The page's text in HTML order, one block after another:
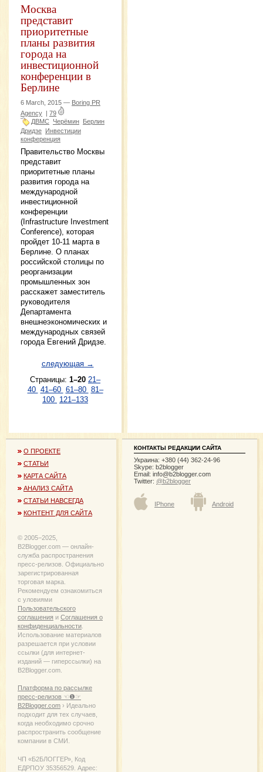
Москва
представит
приоритетные
планы развития
города на
инвестиционной
конференции в
Берлине
6 March, 2015 — Boring PR
Agency | 79
ДВМС Черёмин Берлин
Дридзе Инвестиции
конференция
Правительство Москвы
представит
приоритетные планы
развития города на
международной
инвестиционной
конференции
(Infrastructure Investment
Conference), которая
пройдет 10-11 марта в
Берлине. О планах
российской столицы по
реорганизации
промышленных зон
расскажет заместитель
руководителя
Департамента
внешнеэкономических и
международных связей
города Евгений Дридзе.
следующая →
Страницы: 1–20 21–
40 41–60 61–80 81–
100 121–133
О ПРОЕКТЕ
СТАТЬИ
КАРТА САЙТА
АНАЛИЗ САЙТА
СТАТЬИ НАВСЕГДА
КОНТЕНТ ДЛЯ САЙТА
© 2005−2025,
B2Blogger.com — онлайн-
служба распространения
пресс-релизов. Официально
зарегистрированная
торговая марка.
Рекомендуем ознакомиться
с уловиями
Пользовательского
соглашения и Соглашения о
конфиденциальности
Использование материалов
разрешается при условии
ссылки (для интернет-
изданий — гиперссылки) на
B2Blogger.com.
Платформа по рассылке
пресс-релизов ☜❶☞
B2Blogger.com › Идеально
подходит для тех случаев,
когда необходимо срочно
распространить сообщение
компании в СМИ.
ЧП «Б2БЛОГГЕР», Код
ЕДРПОУ 35356529. Адрес:
КОНТАКТЫ РЕДАКЦИИ САЙТА
Украина: +380 (44) 362-24-96
Skype: b2blogger
Email: info@b2blogger.com
Twitter: @b2blogger
IPhone Android